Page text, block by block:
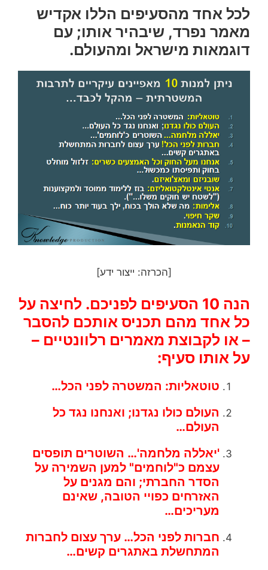
לכל אחד מהסעיפים הללו אקדיש
מאמר נפרד, שיבהיר אותו; עם
דוגמאות מישראל ומהעולם.
[הכרזה: ייצור ידע]
הנה 10 הסעיפים לפניכם. לחיצה על
כל אחד מהם תכניס אותכם להסבר
– או לקבוצת מאמרים רלוונטיים –
על אותו סעיף:
טוטאליות: המשטרה לפני הכל…
העולם כולו נגדנו; ואנחנו נגד כל
העולם…
'יאללה מלחמה'… השוטרים תופסים
עצמם כ"לוחמים" למען השמירה על
הסדר החברתי; והם מגנים על
האזרחים כפויי הטובה, שאינם
מעריכים…
חברות לפני הכל… ערך עצום לחברות
המתחשלת באתגרים קשים…